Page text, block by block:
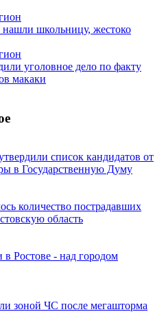
школьницу, жестоко
уголовное дело по факту
макаки
список кандидатов от
в Государственную Думу
количество пострадавших
область
Ростове - над городом
зоной ЧС после мегашторма